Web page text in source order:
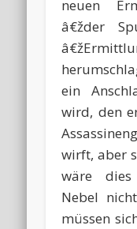
neuen
â€žder
ein
wird, den
wirft, aber
wäre
Nebel
müssen